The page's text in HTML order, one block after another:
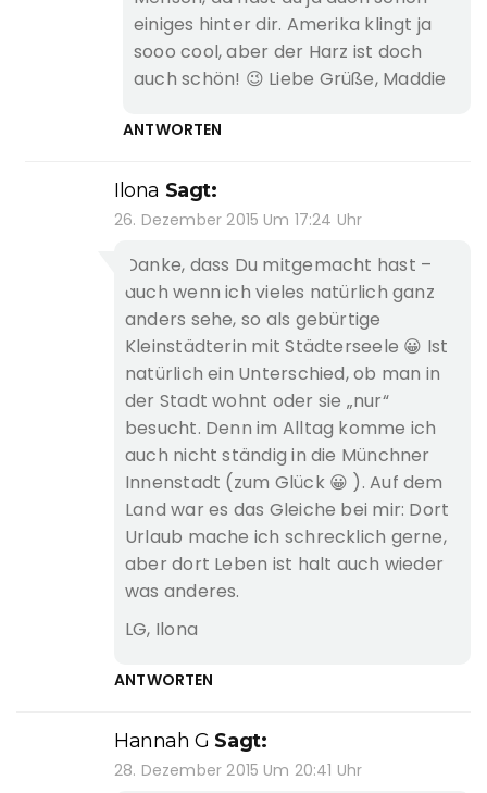
einiges hinter dir. Amerika klingt ja
sooo cool, aber der Harz ist doch
auch schön! 😉 Liebe Grüße, Maddie
ANTWORTEN
Ilona Sagt:
26. Dezember 2015 Um 17:24 Uhr
Danke, dass Du mitgemacht hast –
auch wenn ich vieles natürlich ganz
anders sehe, so als gebürtige
Kleinstädterin mit Städterseele 😀 Ist
natürlich ein Unterschied, ob man in
der Stadt wohnt oder sie „nur“
besucht. Denn im Alltag komme ich
auch nicht ständig in die Münchner
Innenstadt (zum Glück 😀 ). Auf dem
Land war es das Gleiche bei mir: Dort
Urlaub mache ich schrecklich gerne,
aber dort Leben ist halt auch wieder
was anderes.
LG, Ilona
ANTWORTEN
Hannah G Sagt:
28. Dezember 2015 Um 20:41 Uhr